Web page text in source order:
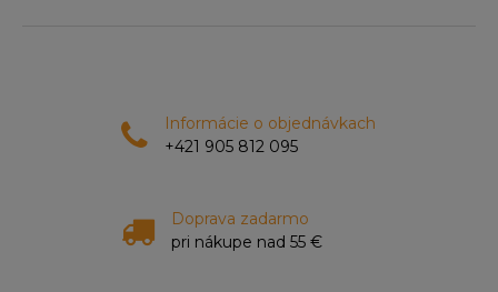
Informácie o objednávkach
+421 905 812 095
Doprava zadarmo
pri nákupe nad 55 €